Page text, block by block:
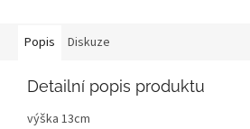
Popis Diskuze
Detailní popis produktu
výška 13cm